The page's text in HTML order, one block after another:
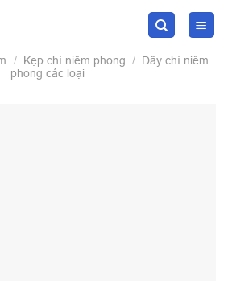
/ Kẹp chì niêm phong / Dây chì niêm
phong các loại